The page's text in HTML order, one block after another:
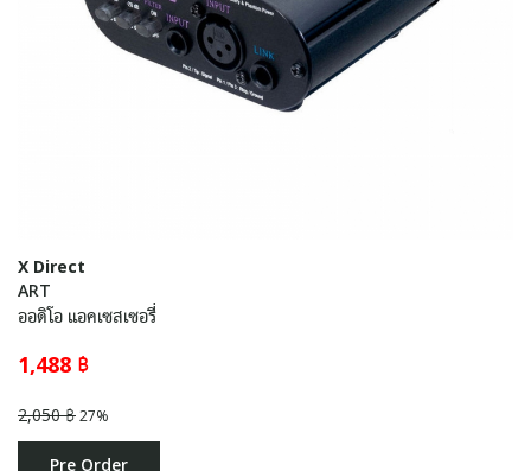
X Direct
ART
ออดิโอ แอคเซสเซอรี่
1,488 ฿
2,050 ฿27%
Pre Order